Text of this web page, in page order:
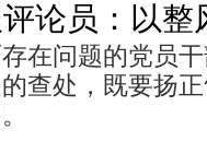
论员：以
在问题的党员
查处，既要扬